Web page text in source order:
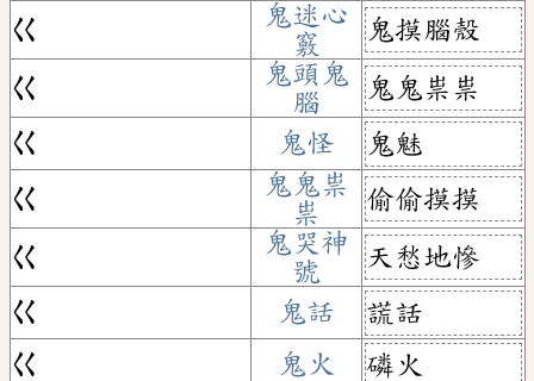
ㄍ
鬼迷心
竅
鬼摸腦殼
ㄍ
鬼頭鬼
腦
鬼鬼祟祟
ㄍ
鬼怪
鬼魅
ㄍ
鬼鬼祟
祟
偷偷摸摸
ㄍ
鬼哭神
號
天愁地慘
ㄍ
鬼話
謊話
ㄍ
鬼火 磷火